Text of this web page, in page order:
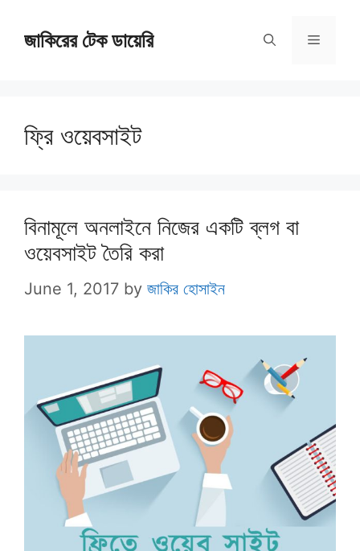
জাকিরের টেক ডায়েরি Menu
ফ্রি ওয়েবসাইট
বিনামূলে অনলাইনে নিজের একটি ব্লগ বা
ওয়েবসাইট তৈরি করা
June 1, 2017 by জাকির হোসাইন